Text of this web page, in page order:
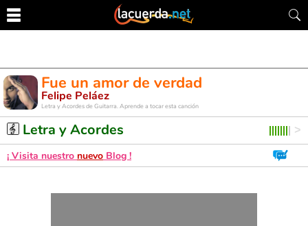
Fue un amor de verdad
Felipe Peláez
Letra y Acordes de Guitarra. Aprende a tocar esta canción
Letra y Acordes
¡ Visita nuestro nuevo Blog !